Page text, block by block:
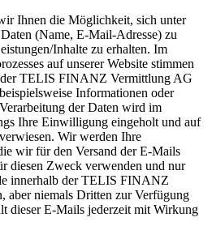
Ihnen die Möglichkeit, sich unter
(Name, E-Mail-Adresse) zu
Inhalte zu erhalten. Im
auf unserer Website stimmen
TELIS FINANZ Vermittlung AG
Informationen oder
der Daten wird im
Ihre Einwilligung eingeholt und auf
Wir werden Ihre
wir für den Versand der E-Mails
diesen Zweck verwenden und nur
innerhalb der TELIS FINANZ
aber niemals Dritten zur Verfügung
dieser E-Mails jederzeit mit Wirkung